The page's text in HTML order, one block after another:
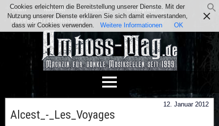
Team Kontakt Facebook
Instagram
Impressum / Datenschutz
12. Januar 2012
Alcest_-_Les_Voyages
Cookies erleichtern die Bereitstellung unserer Dienste. Mit der
Nutzung unserer Dienste erklären Sie sich damit einverstanden,
dass wir Cookies verwenden.
Weitere Informationen OK